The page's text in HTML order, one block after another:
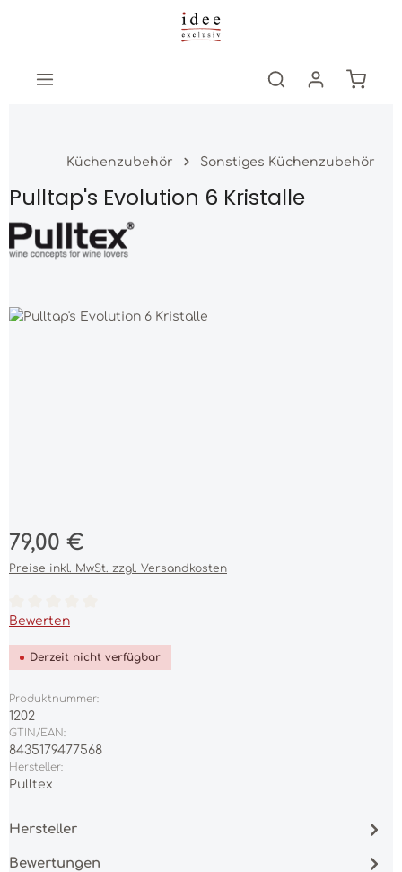
Zum Hauptinhalt springen
Küchenzubehör Sonstiges Küchenzubehör
Pulltap's Evolution 6 Kristalle
Bildergalerie überspringen
Regulärer Preis:
79,00 €
Preise inkl. MwSt. zzgl. Versandkosten
Durchschnittliche Bewertung von 0 von 5 Sternen
Bewerten
Derzeit nicht verfügbar
Produktnummer:
1202
GTIN/EAN:
8435179477568
Hersteller:
Pulltex
Hersteller
Bewertungen